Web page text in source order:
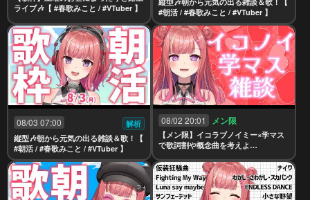
ライブ🎶【 #春歌みこと / #VTuber 】
#朝活 / #春歌みこと / #VTuber 】
08/03 07:00
解析
縦型🎶朝から元気の出る雑談＆歌！【
#朝活 / #春歌みこと / #VTuber 】
08/02 20:01 メン限
【メン限】イコラブノイミー×学マス
で歌詞割や概念曲を考えよ
こと】